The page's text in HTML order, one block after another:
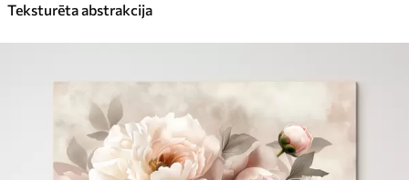
Teksturēta abstrakcija